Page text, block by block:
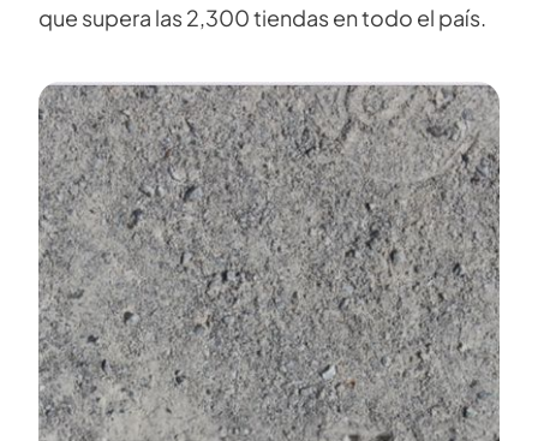
que supera las 2,300 tiendas en todo el país.